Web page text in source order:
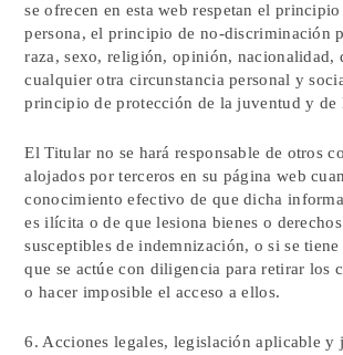
se ofrecen en esta web respetan el
persona, el principio de no-discriminación
raza, sexo, religión, opinión, nacionalidad,
cualquier otra circunstancia personal y
principio de protección de la juventud y de
El Titular no se hará responsable de otros
alojados por terceros en su página web
conocimiento efectivo de que dicha
es ilícita o de que lesiona bienes o
susceptibles de indemnización, o si se
que se actúe con diligencia para retirar los
o hacer imposible el acceso a ellos.
6. Acciones legales, legislación aplicable y